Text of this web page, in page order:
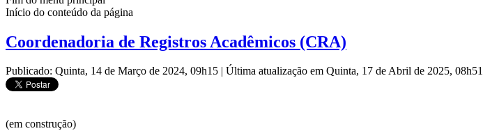
Início do conteúdo da página
Coordenadoria de Registros Acadêmicos (CRA)
Publicado: Quinta, 14 de Março de 2024, 09h15 | Última atualização em Quinta, 17 de Abril de 2025, 08h51
(em construção)